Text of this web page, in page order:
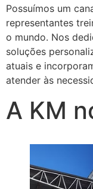
Possuímos um
representantes
o mundo. Nos
soluções
atuais e
atender às
A KM